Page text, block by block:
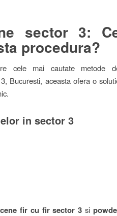
sector 3:
procedura?
cele mai cautate metode
Bucuresti, aceasta ofera o
in sector 3
fir cu fir sector 3 si